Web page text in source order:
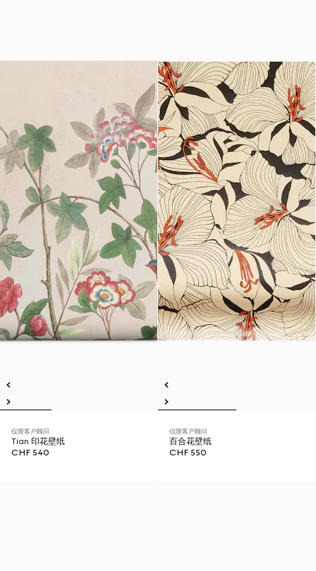
仅限客户顾问
Tian 印花壁纸
CHF 540
仅限客户顾问
百合花壁纸
CHF 550